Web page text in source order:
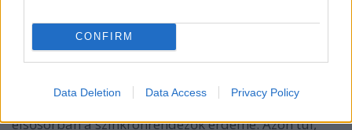
CONFIRM
Data Deletion Data Access Privacy Policy
fizetségünk.
SzJ: Mi volt az Esmeralda titka? Miért szerették
elsősorban a szinkronrendezők érdeme. Azon túl,